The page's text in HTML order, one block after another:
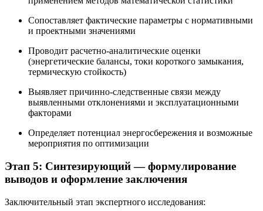
Сопоставляет фактические параметры с нормативными
и проектными значениями
Проводит расчетно-аналитические оценки
(энергетические балансы, токи короткого замыкания,
термическую стойкость)
Выявляет причинно-следственные связи между
выявленными отклонениями и эксплуатационными
факторами
Определяет потенциал энергосбережения и возможные
мероприятия по оптимизации
Этап 5: Синтезирующий — формулирование
выводов и оформление заключения
Заключительный этап экспертного исследования: